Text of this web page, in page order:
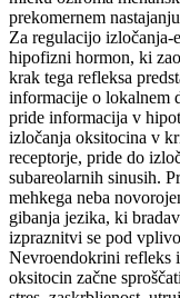
prekomernem
Za regulacijo
hipofizni hormon, ki
krak tega refleksa
informacije o lokalnem
pride informacija v
izločanja oksitocina v
receptorje, pride do
subareolarnih sinusih.
mehkega neba
gibanja jezika, ki
izpraznitvi se pod
Nevroendokrini refleks
oksitocin začne